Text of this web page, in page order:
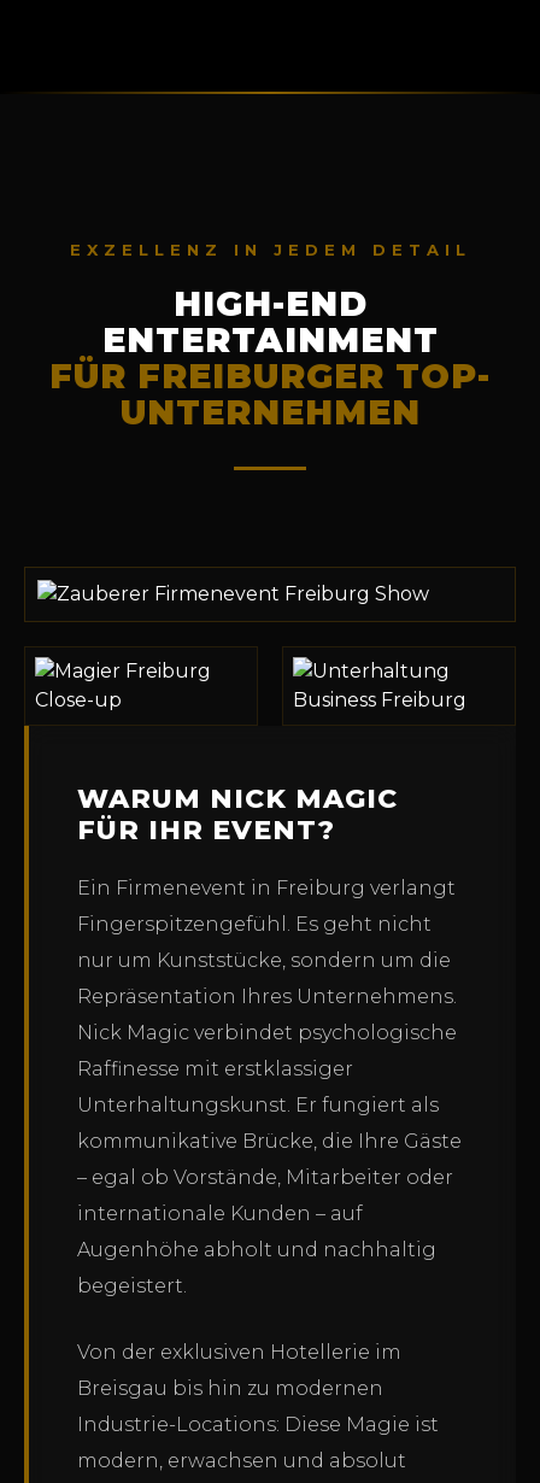
EXZELLENZ IN JEDEM DETAIL
HIGH-END
ENTERTAINMENT
FÜR FREIBURGER TOP-
UNTERNEHMEN
WARUM NICK MAGIC
FÜR IHR EVENT?
Ein Firmenevent in Freiburg verlangt
Fingerspitzengefühl. Es geht nicht
nur um Kunststücke, sondern um die
Repräsentation Ihres Unternehmens.
Nick Magic verbindet psychologische
Raffinesse mit erstklassiger
Unterhaltungskunst. Er fungiert als
kommunikative Brücke, die Ihre Gäste
– egal ob Vorstände, Mitarbeiter oder
internationale Kunden – auf
Augenhöhe abholt und nachhaltig
begeistert.
Von der exklusiven Hotellerie im
Breisgau bis hin zu modernen
Industrie-Locations: Diese Magie ist
modern, erwachsen und absolut